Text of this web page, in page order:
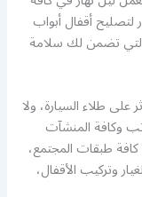
لتصليح أقفال أبواب
التي تضمن لك سلامة
طلاء السيارة، ولا
وكافة المنشآت
كافة طبقات المجتمع،
وتركيب الأقفال،